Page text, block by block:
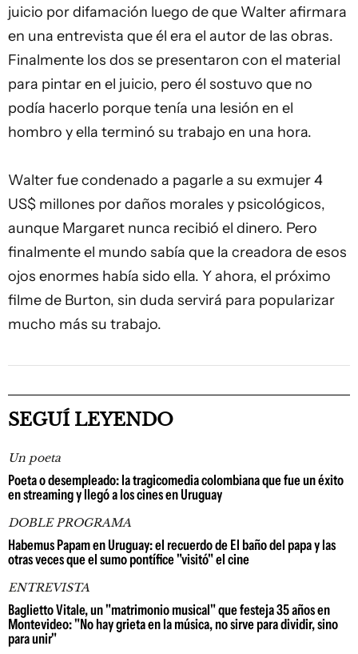
juicio por difamación luego de que Walter afirmara
en una entrevista que él era el autor de las obras.
Finalmente los dos se presentaron con el material
para pintar en el juicio, pero él sostuvo que no
podía hacerlo porque tenía una lesión en el
hombro y ella terminó su trabajo en una hora.
Walter fue condenado a pagarle a su exmujer 4
US$ millones por daños morales y psicológicos,
aunque Margaret nunca recibió el dinero. Pero
finalmente el mundo sabía que la creadora de esos
ojos enormes había sido ella. Y ahora, el próximo
filme de Burton, sin duda servirá para popularizar
mucho más su trabajo.
SEGUÍ LEYENDO
Un poeta
Poeta o desempleado: la tragicomedia colombiana que fue un éxito
en streaming y llegó a los cines en Uruguay
DOBLE PROGRAMA
Habemus Papam en Uruguay: el recuerdo de El baño del papa y las
otras veces que el sumo pontífice "visitó" el cine
ENTREVISTA
Baglietto Vitale, un "matrimonio musical" que festeja 35 años en
Montevideo: "No hay grieta en la música, no sirve para dividir, sino
para unir"